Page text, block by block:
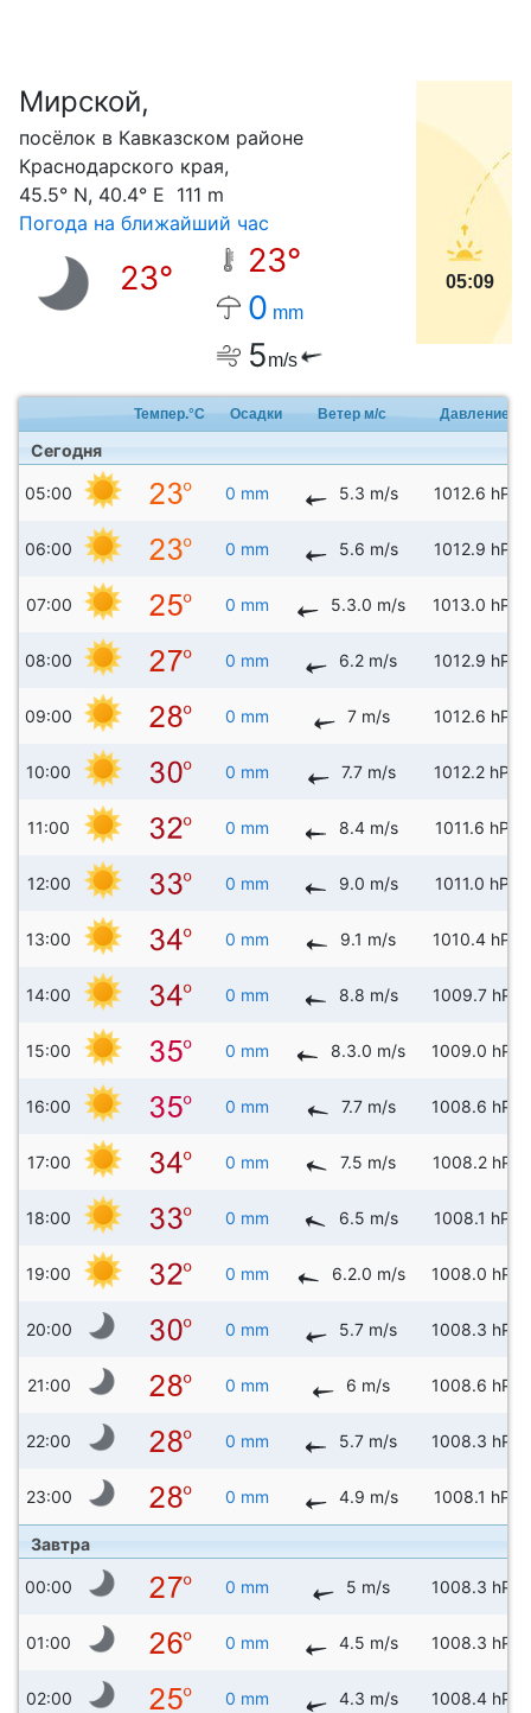
Мирской,
посёлок в Кавказском районе
Краснодарского края,
45.5° N, 40.4° E 111 m
Погода на ближайший час
23°
23°
0 mm
5m/s
05:09
Темпер.°C Осадки Ветер м/с Давление
Сегодня
05:00 0 mm 5.3 m/s 1012.6 hPa
06:00 0 mm 5.6 m/s 1012.9 hPa
07:00 0 mm 5.3.0 m/s 1013.0 hPa
08:00 0 mm 6.2 m/s 1012.9 hPa
09:00 0 mm 7 m/s 1012.6 hPa
10:00 0 mm 7.7 m/s 1012.2 hPa
11:00 0 mm 8.4 m/s 1011.6 hPa
12:00 0 mm 9.0 m/s 1011.0 hPa
13:00 0 mm 9.1 m/s 1010.4 hPa
14:00 0 mm 8.8 m/s 1009.7 hPa
15:00 0 mm 8.3.0 m/s 1009.0 hPa
16:00 0 mm 7.7 m/s 1008.6 hPa
17:00 0 mm 7.5 m/s 1008.2 hPa
18:00 0 mm 6.5 m/s 1008.1 hPa
19:00 0 mm 6.2.0 m/s 1008.0 hPa
20:00 0 mm 5.7 m/s 1008.3 hPa
21:00 0 mm 6 m/s 1008.6 hPa
22:00 0 mm 5.7 m/s 1008.3 hPa
23:00 0 mm 4.9 m/s 1008.1 hPa
Завтра
00:00 0 mm 5 m/s 1008.3 hPa
01:00 0 mm 4.5 m/s 1008.3 hPa
02:00 0 mm 4.3 m/s 1008.4 hPa